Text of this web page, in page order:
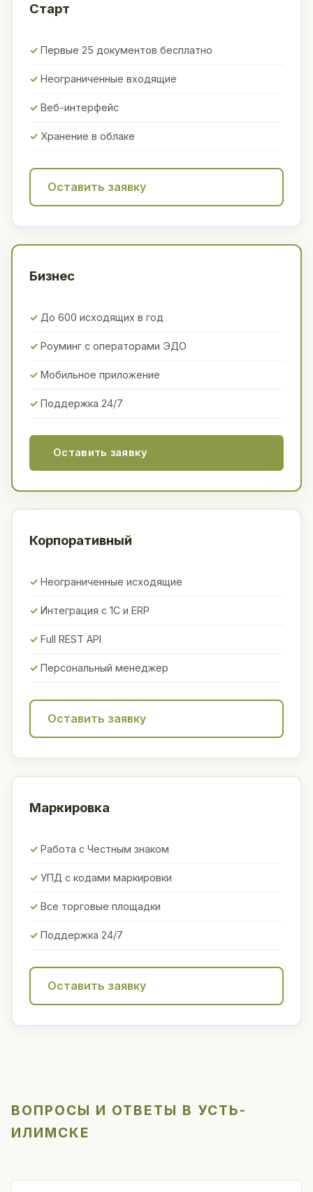
Старт
Первые 25 документов бесплатно
Неограниченные входящие
Веб-интерфейс
Хранение в облаке
Оставить заявку
Бизнес
До 600 исходящих в год
Роуминг с операторами ЭДО
Мобильное приложение
Поддержка 24/7
Оставить заявку
Корпоративный
Неограниченные исходящие
Интеграция с 1С и ERP
Full REST API
Персональный менеджер
Оставить заявку
Маркировка
Работа с Честным знаком
УПД с кодами маркировки
Все торговые площадки
Поддержка 24/7
Оставить заявку
ВОПРОСЫ И ОТВЕТЫ В УСТЬ-
ИЛИМСКЕ